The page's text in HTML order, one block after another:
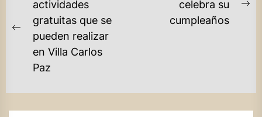
ENTRADAS
Previous
post:
actividades
gratuitas que se
pueden realizar
en Villa Carlos
Paz
celebra su
cumpleaños